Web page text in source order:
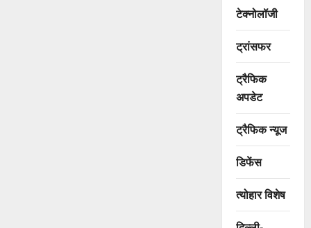
टेक्नोलॉजी
ट्रांसफर
ट्रैफिक
अपडेट
ट्रैफिक न्यूज
डिफेंस
त्योहार विशेष